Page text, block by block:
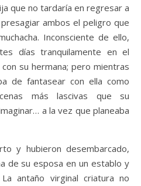
que no tardaría en regresar a
ambos el peligro que
Inconsciente de ello,
días tranquilamente en el
su hermana; pero mientras
de fantasear con ella como
más lascivas que su
a la vez que planeaba
y hubieron desembarcado,
de su esposa en un establo y
antaño virginal criatura no